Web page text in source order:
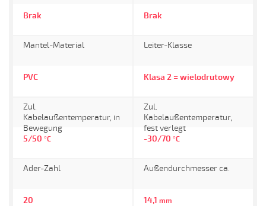
Brak Brak
Mantel-Material
PVC
Leiter-Klasse
Klasa 2 = wielodrutowy
Zul.
Kabelaußentemperatur, in
Bewegung
5/50 °C
Zul.
Kabelaußentemperatur,
fest verlegt
-30/70 °C
Ader-Zahl
20
Außendurchmesser ca.
14,1 mm